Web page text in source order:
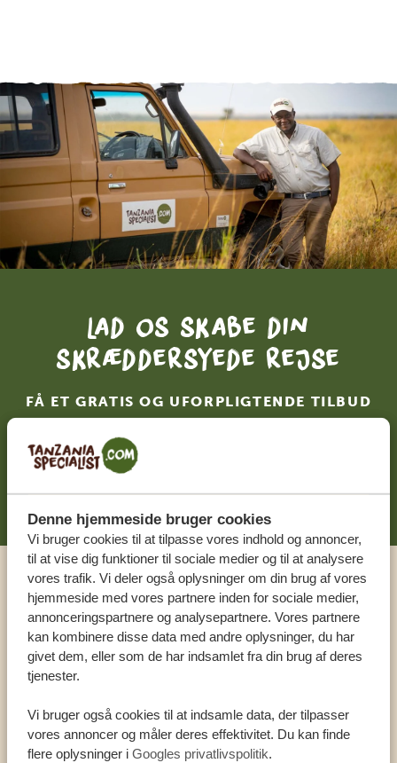
Denne hjemmeside bruger cookies
Vi bruger cookies til at tilpasse vores indhold og annoncer,
til at vise dig funktioner til sociale medier og til at analysere
vores trafik. Vi deler også oplysninger om din brug af vores
hjemmeside med vores partnere inden for sociale medier,
annonceringspartnere og analysepartnere. Vores partnere
kan kombinere disse data med andre oplysninger, du har
givet dem, eller som de har indsamlet fra din brug af deres
tjenester.
Vi bruger også cookies til at indsamle data, der tilpasser
vores annoncer og måler deres effektivitet. Du kan finde
flere oplysninger i Googles privatlivspolitik.
Lad os skabe din
skræddersyede rejse
FÅ ET GRATIS OG UFORPLIGTENDE TILBUD
DIN DRØMMEREJSE VENTER – START
Ring til en ekspert
VORES SPECIALISTER SIDDER KLAR TIL AT
DA: +4589878233